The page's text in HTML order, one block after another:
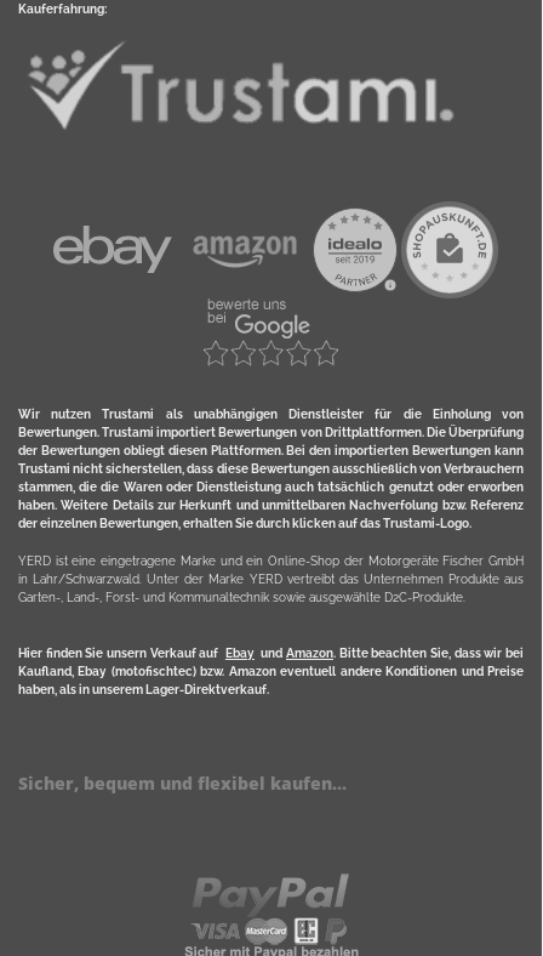
Kauferfahrung:
Wir nutzen Trustami als unabhängigen Dienstleister für die Einholung von
Bewertungen. Trustami importiert Bewertungen von Drittplattformen. Die Überprüfung
der Bewertungen obliegt diesen Plattformen. Bei den importierten Bewertungen kann
Trustami nicht sicherstellen, dass diese Bewertungen ausschließlich von Verbrauchern
stammen, die die Waren oder Dienstleistung auch tatsächlich genutzt oder erworben
haben. Weitere Details zur Herkunft und unmittelbaren Nachverfolung bzw. Referenz
der einzelnen Bewertungen, erhalten Sie durch klicken auf das Trustami-Logo.
YERD ist eine eingetragene Marke und ein Online-Shop der Motorgeräte Fischer GmbH
in Lahr/Schwarzwald. Unter der Marke YERD vertreibt das Unternehmen Produkte aus
Garten-, Land-, Forst- und Kommunaltechnik sowie ausgewählte D2C-Produkte.
Hier finden Sie unsern Verkauf auf Ebayund Amazon. Bitte beachten Sie, dass wir bei
Kaufland, Ebay (motofischtec) bzw. Amazon eventuell andere Konditionen und Preise
haben, als in unserem Lager-Direktverkauf.
Sicher, bequem und flexibel kaufen...